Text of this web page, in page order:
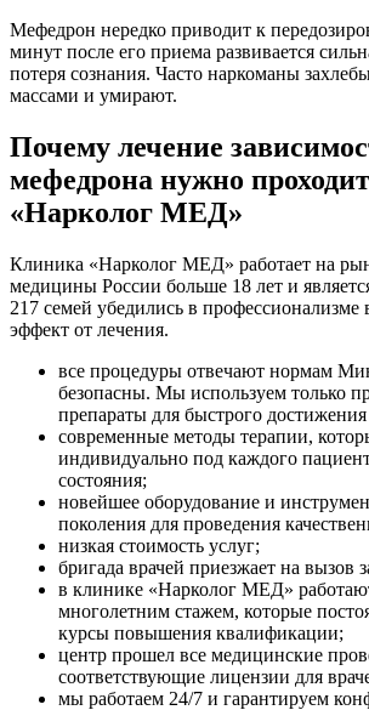
Мефедрон нередко приводит к
минут после его приема развивается
потеря сознания. Часто наркоманы
массами и умирают.
Почему лечение
мефедрона нужно
«Нарколог МЕД»
Клиника «Нарколог МЕД» работает на
медицины России больше 18 лет и
217 семей убедились в профессионализме
эффект от лечения.
все процедуры отвечают нормам
безопасны. Мы используем только
препараты для быстрого
современные методы терапии,
индивидуально под каждого
состояния;
новейшее оборудование и
поколения для проведения
низкая стоимость услуг;
бригада врачей приезжает на вызов
в клинике «Нарколог МЕД»
многолетним стажем, которые
курсы повышения квалификации;
центр прошел все медицинские
соответствующие лицензии для
мы работаем 24/7 и гарантируем